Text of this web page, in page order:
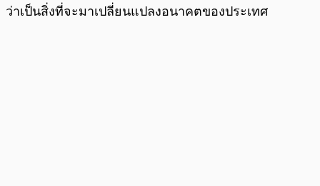
ว่าเป็นสิ่งที่จะมาเปลี่ยนแปลงอนาคตของประเทศ